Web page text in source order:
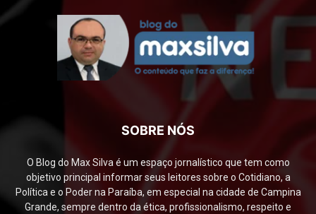
SOBRE NÓS
O Blog do Max Silva é um espaço jornalístico que tem como
objetivo principal informar seus leitores sobre o Cotidiano, a
Política e o Poder na Paraíba, em especial na cidade de Campina
Grande, sempre dentro da ética, profissionalismo, respeito e